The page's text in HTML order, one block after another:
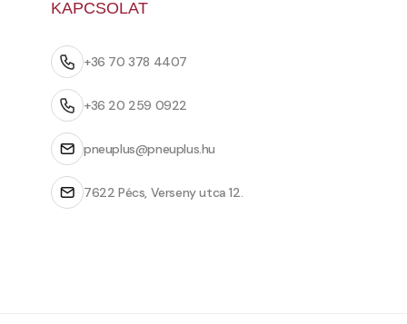
KAPCSOLAT
+36 70 378 4407
+36 20 259 0922
pneuplus@pneuplus.hu
7622 Pécs, Verseny utca 12.